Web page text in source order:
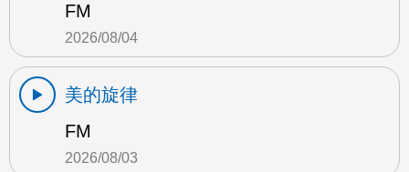
FM
2026/08/04
美的旋律
FM
2026/08/03